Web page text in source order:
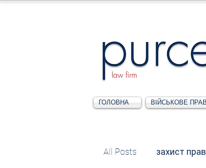
ГОЛОВНА ВІЙСЬКОВЕ
All Posts захист